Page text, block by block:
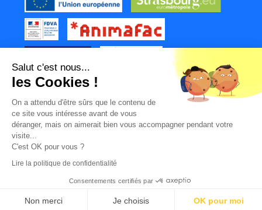
Baptiste Dupont
Chargée de production
Pascal Kaczynski
Scénariste
Sacha Poiré
Assistant réalisateur
Zoé Guilbon
Réalisatrice
Réalisateur
Emile Biegel
Réalisateur
Thomas Andrzeczyk
Tous nos partenaires
Mur des contributeurs
© LabFilms |
Salut c'est nous...
les Cookies !
On a attendu d'être sûrs que le contenu de
ce site vous intéresse avant de vous
déranger, mais on aimerait bien vous accompagner pendant votre
visite...
C'est OK pour vous ?
Lire la politique de confidentialité
Consentements certifiés par
Non merci Je choisis OK pour moi